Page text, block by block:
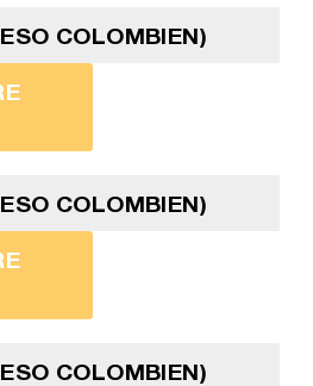
COLOMBIEN)
COLOMBIEN)
COLOMBIEN)